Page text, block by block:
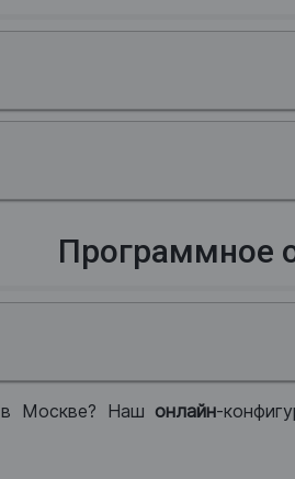
Программное
в Москве? Нашонлайн-